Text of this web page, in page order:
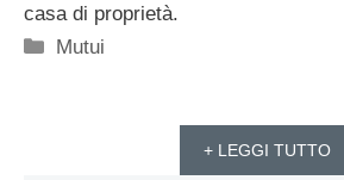
casa di proprietà.
Categorie
Mutui
+ LEGGI TUTTO